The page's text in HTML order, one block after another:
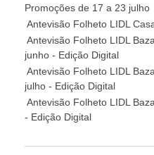
Promoções de 17 a 23 julho
Antevisão Folheto LIDL
Antevisão Folheto LIDL
junho - Edição Digital
Antevisão Folheto LIDL
julho - Edição Digital
Antevisão Folheto LIDL
- Edição Digital